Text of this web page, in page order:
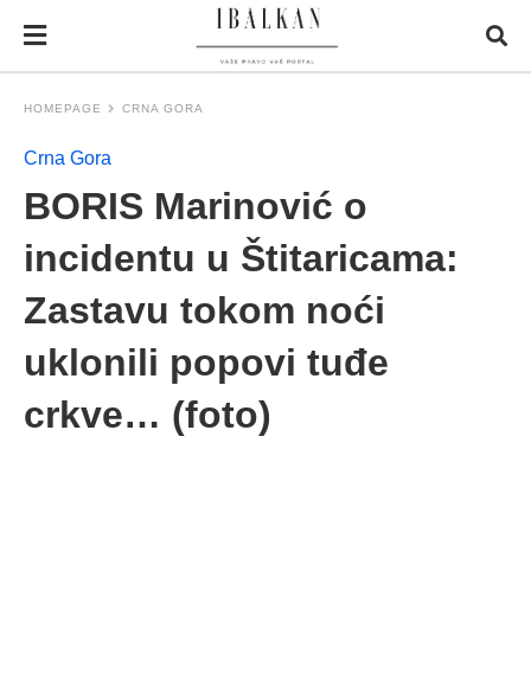
HOMEPAGE CRNA GORA
Crna Gora
BORIS Marinović o
incidentu u Štitaricama:
Zastavu tokom noći
uklonili popovi tuđe
crkve… (foto)